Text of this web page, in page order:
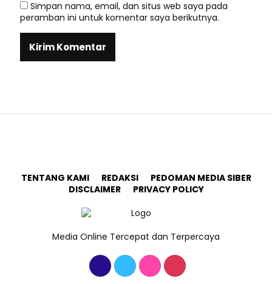
Simpan nama, email, dan situs web saya pada
peramban ini untuk komentar saya berikutnya.
TENTANG KAMI REDAKSI
PEDOMAN MEDIA SIBER
DISCLAIMER
PRIVACY POLICY
Media Online Tercepat dan Terpercaya